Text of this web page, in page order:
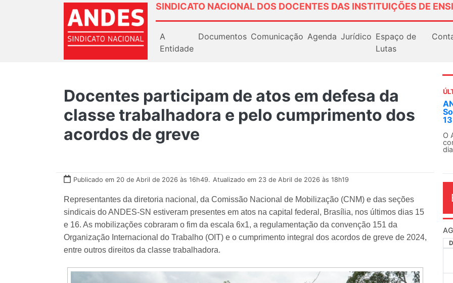
SINDICATO NACIONAL DOS DOCENTES DAS INSTITUIÇÕES DE
A
Entidade
Documentos Comunicação Agenda Jurídico Espaço de
Lutas
Docentes participam de atos em defesa da
classe trabalhadora e pelo cumprimento dos
acordos de greve
Publicado em 20 de Abril de 2026 às 16h49. Atualizado em 23 de Abril de 2026 às 18h19
Representantes da diretoria nacional, da Comissão Nacional de Mobilização (CNM) e das seções
sindicais do ANDES-SN estiveram presentes em atos na capital federal, Brasília, nos últimos dias 15
e 16. As mobilizações cobraram o fim da escala 6x1, a regulamentação da convenção 151 da
Organização Internacional do Trabalho (OIT) e o cumprimento integral dos acordos de greve de 2024,
entre outros direitos da classe trabalhadora.
O